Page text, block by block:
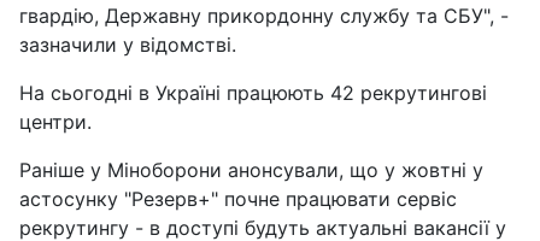
гвардію, Державну прикордонну службу та СБУ", -
зазначили у відомстві.
На сьогодні в Україні працюють 42 рекрутингові
центри.
Раніше у Міноборони анонсували, що у жовтні у
астосунку "Резерв+" почне працювати сервіс
рекрутингу - в доступі будуть актуальні вакансії у